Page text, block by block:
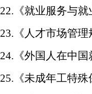
22.《就业服务与就
23.《人才市场管理
24.《外国人在中国
25.《未成年工特殊